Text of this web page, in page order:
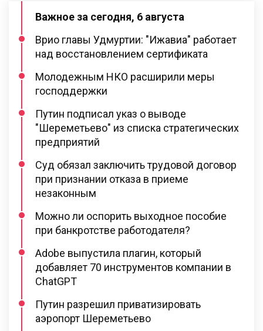
Важное за сегодня, 6 августа
Врио главы Удмуртии: "Ижавиа" работает
над восстановлением сертификата
Молодежным НКО расширили меры
господдержки
Путин подписал указ о выводе
"Шереметьево" из списка стратегических
предприятий
Суд обязал заключить трудовой договор
при признании отказа в приеме
незаконным
Можно ли оспорить выходное пособие
при банкротстве работодателя?
Adobe выпустила плагин, который
добавляет 70 инструментов компании в
ChatGPT
Путин разрешил приватизировать
аэропорт Шереметьево